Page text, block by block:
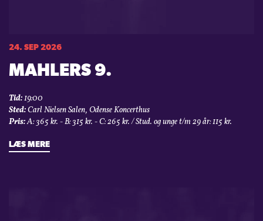
24. SEP 2026
MAHLERS 9.
Tid:19:00
Sted:Carl Nielsen Salen, Odense Koncerthus
Pris:A: 365 kr. - B: 315 kr. - C: 265 kr. / Stud. og unge t/m 29 år: 115 kr.
LÆS MERE